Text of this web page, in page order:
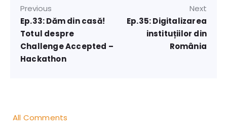
Previous
Ep.33: Dăm din casă!
Totul despre
Challenge Accepted –
Hackathon
Next
Ep.35: Digitalizarea
instituțiilor din
România
All Comments